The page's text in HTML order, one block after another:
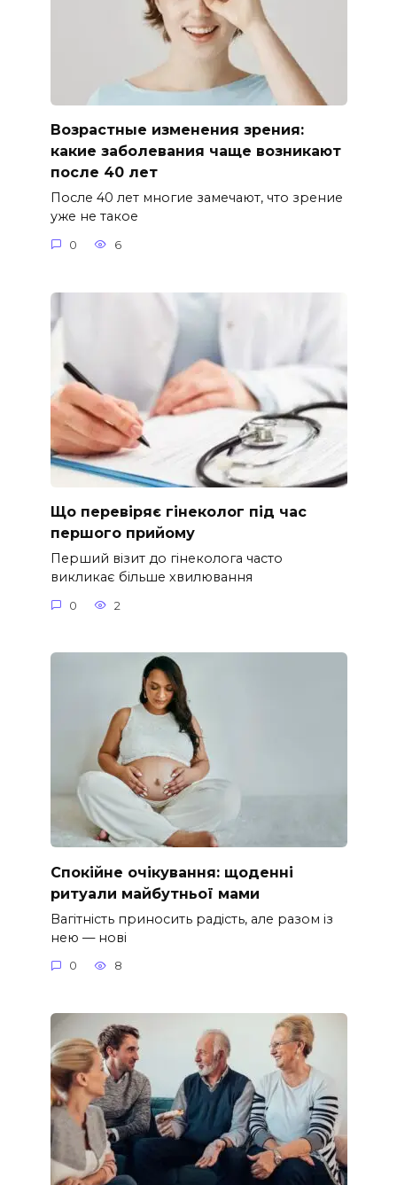
Возрастные изменения зрения:
какие заболевания чаще возникают
после 40 лет
После 40 лет многие замечают, что зрение
уже не такое
0 6
Що перевіряє гінеколог під час
першого прийому
Перший візит до гінеколога часто
викликає більше хвилювання
0 2
Спокійне очікування: щоденні
ритуали майбутньої мами
Вагітність приносить радість, але разом із
нею — нові
0 8